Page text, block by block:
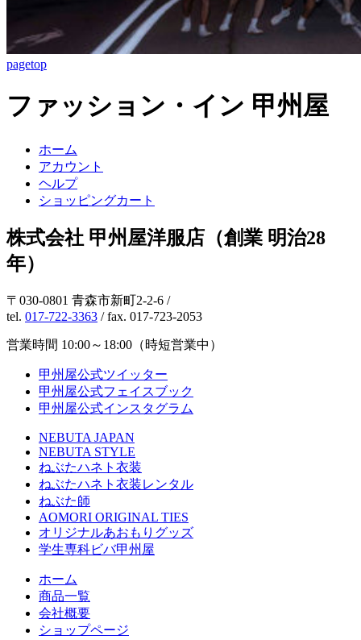
pagetop
ファッション・イン 甲州屋
ホーム
アカウント
ヘルプ
ショッピングカート
株式会社 甲州屋洋服店（創業 明治28
年）
〒030-0801 青森市新町2-2-6 /
tel. 017-722-3363 / fax. 017-723-2053
営業時間 10:00～18:00（時短営業中）
甲州屋公式ツイッター
甲州屋公式フェイスブック
甲州屋公式インスタグラム
NEBUTA JAPAN
NEBUTA STYLE
ねぶたハネト衣装
ねぶたハネト衣装レンタル
ねぶた師
AOMORI ORIGINAL TIES
オリジナルあおもりグッズ
学生専科ビバ甲州屋
ホーム
商品一覧
会社概要
ショップページ